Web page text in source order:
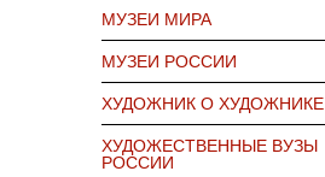
МУЗЕИ МИРА
МУЗЕИ РОССИИ
ХУДОЖНИК О ХУДОЖНИКЕ
ХУДОЖЕСТВЕННЫЕ ВУЗЫ
РОССИИ